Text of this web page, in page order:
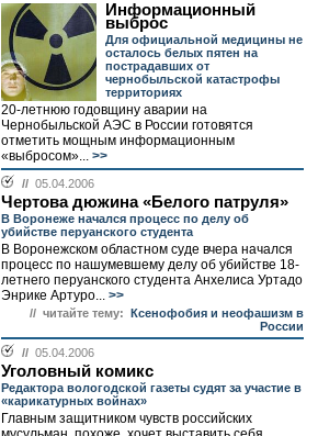
Информационный
выброс
Для официальной медицины не
осталось белых пятен на
пострадавших от
чернобыльской катастрофы
территориях
20-летнюю годовщину аварии на
Чернобыльской АЭС в России готовятся
отметить мощным информационным
«выбросом»... >>
// 05.04.2006
Чертова дюжина «Белого патруля»
В Воронеже начался процесс по делу об
убийстве перуанского студента
В Воронежском областном суде вчера начался
процесс по нашумевшему делу об убийстве 18-
летнего перуанского студента Анхелиса Уртадо
Энрике Артуро... >>
// читайте тему: Ксенофобия и неофашизм в
России
// 05.04.2006
Уголовный комикс
Редактора вологодской газеты судят за участие в
«карикатурных войнах»
Главным защитником чувств российских